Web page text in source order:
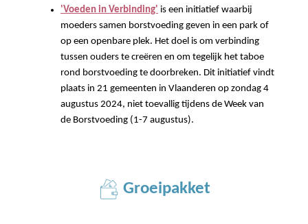
'Voeden in Verbinding' is een initiatief waarbij
moeders samen borstvoeding geven in een park of
op een openbare plek. Het doel is om verbinding
tussen ouders te creëren en om tegelijk het taboe
rond borstvoeding te doorbreken. Dit initiatief vindt
plaats in 21 gemeenten in Vlaanderen op zondag 4
augustus 2024, niet toevallig tijdens de Week van
de Borstvoeding (1-7 augustus).
Groeipakket